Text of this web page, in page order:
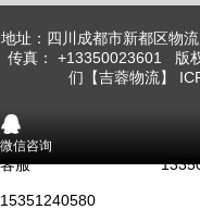
地址：四川成都市新都区物
传真： +13350023601 版
们【吉蓉物流】
󰇇
微信咨询
客服
15351240580